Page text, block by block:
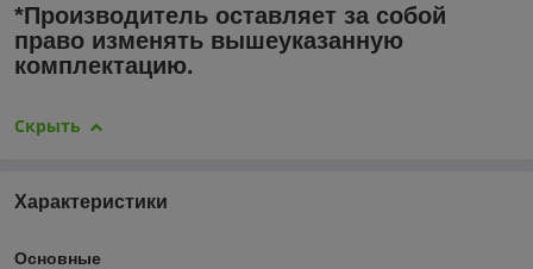
*Производитель оставляет за собой
право изменять вышеуказанную
комплектацию.
Скрыть
Характеристики
Основные